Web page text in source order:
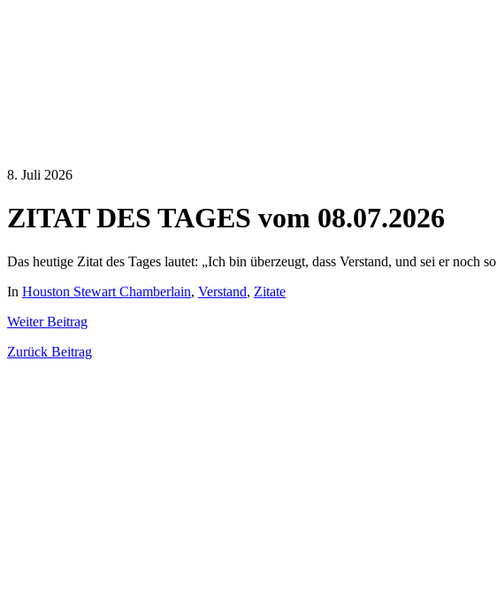
8. Juli 2026
ZITAT DES TAGES vom 08.07.2026
Das heutige Zitat des Tages lautet: „Ich bin überzeugt, dass Verstand, und sei er
In Houston Stewart Chamberlain, Verstand, Zitate
WeiterBeitrag
Zurück Beitrag